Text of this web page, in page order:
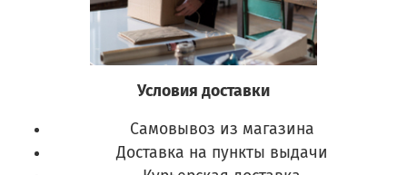
Условия доставки
Самовывоз из магазина
Доставка на пункты выдачи